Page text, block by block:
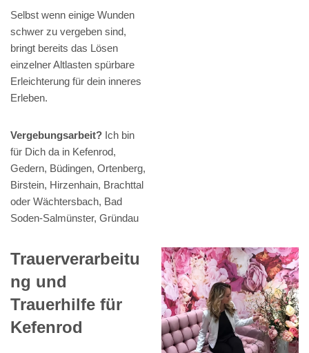
Selbst wenn einige Wunden
schwer zu vergeben sind,
bringt bereits das Lösen
einzelner Altlasten spürbare
Erleichterung für dein inneres
Erleben.
Vergebungsarbeit? Ich bin
für Dich da in Kefenrod,
Gedern, Büdingen, Ortenberg,
Birstein, Hirzenhain, Brachttal
oder Wächtersbach, Bad
Soden-Salmünster, Gründau
Trauerverarbeitu
ng und
Trauerhilfe für
Kefenrod